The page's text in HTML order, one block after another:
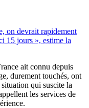
on devrait rapidement
15 jours », estime la
ait connu depuis
durement touchés, ont
qui suscite la
les services de